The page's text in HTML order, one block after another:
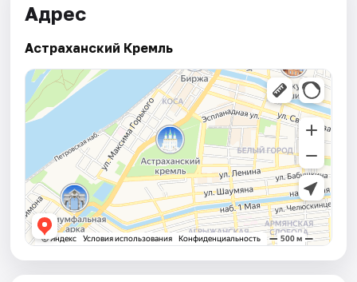
Адрес
Астраханский Кремль